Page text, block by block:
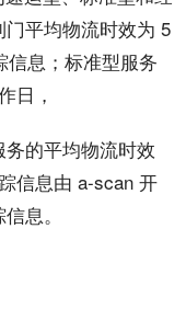
平均物流时效为 5
息；标准型服务
日，
的平均物流时效
信息由 a-scan 开
息。